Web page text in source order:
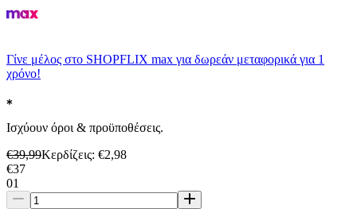
Γίνε μέλος στο SHOPFLIX max για δωρεάν μεταφορικά για 1
χρόνο!
Ισχύουν όροι & προϋποθέσεις.
€39,99Κερδίζεις: €2,98
€37
01